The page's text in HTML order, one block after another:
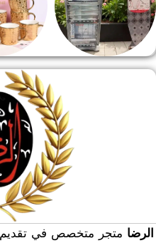
هدايا
الرضا متجر متخصص في تقديم